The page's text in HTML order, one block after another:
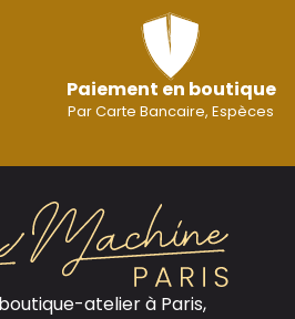
Paiement en boutique
Par Carte Bancaire, Espèces
atelier à Paris,